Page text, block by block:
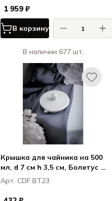
1 959 ₽
В корзину
В наличии 677 шт.
Крышка для чайника на 500
мл, d 7 см h 3,5 см, Болетус /
Boletus
Арт. CDF BT23